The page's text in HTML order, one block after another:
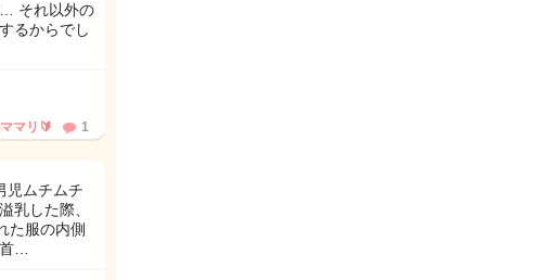
… それ以外の
るからでし
マリ🔰 1
児ムチムチ
乳した際、
た服の内側
…